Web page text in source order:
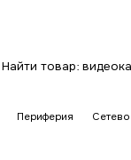
Периферия